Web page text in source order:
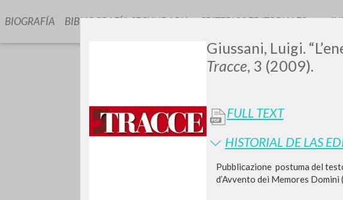
Giussani, Luigi.
Tracce, 3 (2009).
FULL TEXT
HISTORIAL DE LAS
Pubblicazione postuma del
d’Avvento dei Memores
BIOGRAFÍA BIBLIOGRAFÍA SECUNDARIA CRITERIOS EDITORIALES